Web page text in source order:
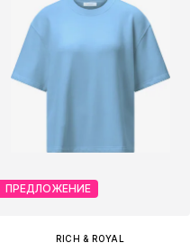
ПРЕДЛОЖЕНИЕ
RICH & ROYAL